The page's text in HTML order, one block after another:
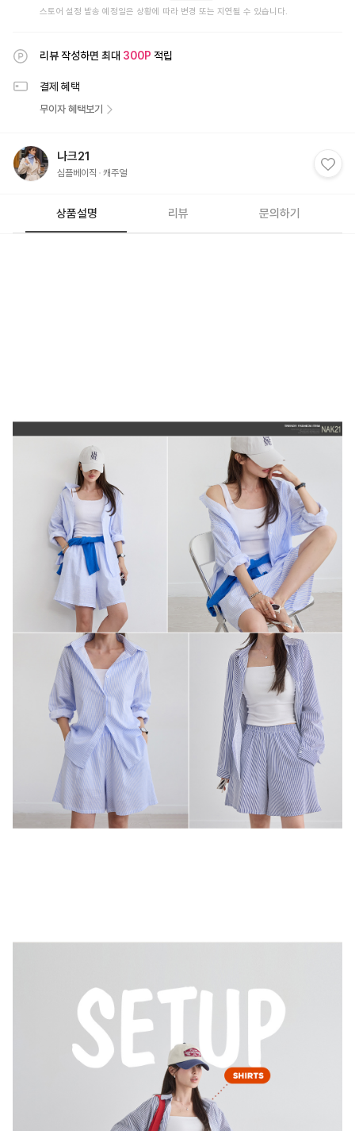
스토어 설정 발송 예정일은 상황에 따라 변경 또는 지연될 수 있습니다.
리뷰 작성하면 최대 300P 적립
결제 혜택
무이자 혜택보기
나크21
심플베이직 캐주얼
상품설명 리뷰 문의하기